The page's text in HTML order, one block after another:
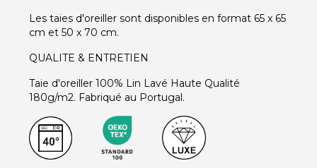
Les taies d'oreiller sont disponibles en format 65 x 65
cm et 50 x 70 cm.
QUALITE & ENTRETIEN
Taie d'oreiller 100% Lin Lavé Haute Qualité
180g/m2. Fabriqué au Portugal.